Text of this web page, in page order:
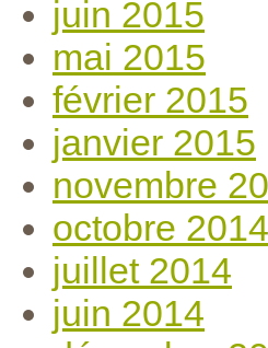
juin 2015
mai 2015
février 2015
janvier 2015
novembre
octobre 2014
juillet 2014
juin 2014